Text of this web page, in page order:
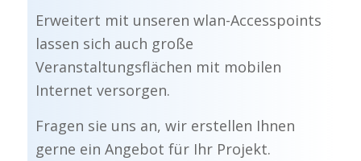
Erweitert mit unseren wlan-Accesspoints
lassen sich auch große
Veranstaltungsflächen mit mobilen
Internet versorgen.
Fragen sie uns an, wir erstellen Ihnen
gerne ein Angebot für Ihr Projekt.